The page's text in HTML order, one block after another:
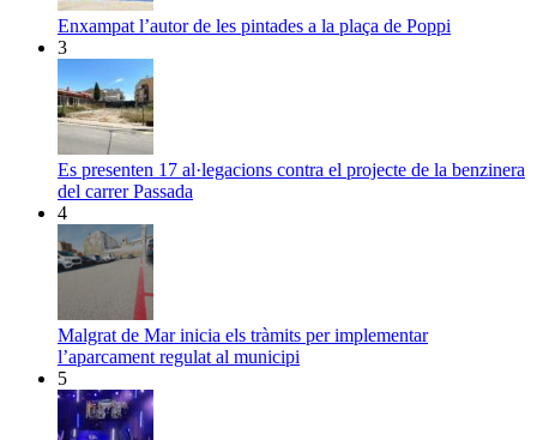
Enxampat l’autor de les pintades a la plaça de Poppi
3
Es presenten 17 al·legacions contra el projecte de la benzinera
del carrer Passada
4
Malgrat de Mar inicia els tràmits per implementar
l’aparcament regulat al municipi
5